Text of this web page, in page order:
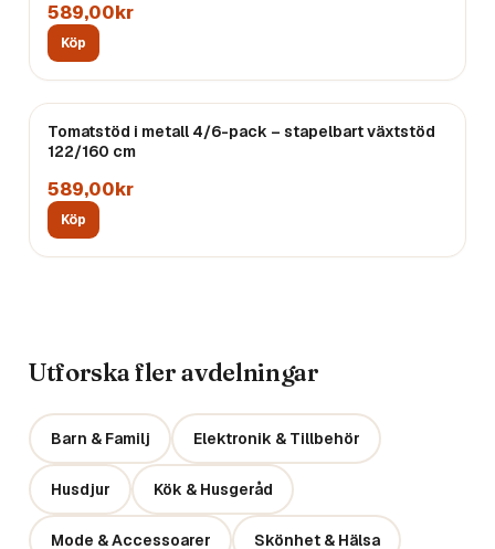
589,00kr
Köp
Tomatstöd i metall 4/6-pack – stapelbart växtstöd
122/160 cm
589,00kr
Köp
Utforska fler avdelningar
Barn & Familj Elektronik & Tillbehör
Husdjur Kök & Husgeråd
Mode & Accessoarer Skönhet & Hälsa